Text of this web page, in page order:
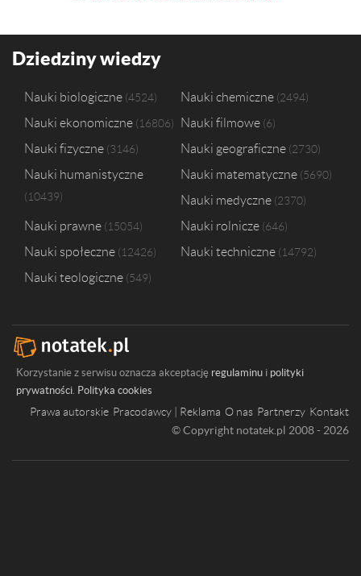
Dziedziny wiedzy
Nauki biologiczne 4524 Nauki chemiczne 2494
Nauki ekonomiczne 16806 Nauki filmowe 6
Nauki fizyczne 3146 Nauki geograficzne 2730
Nauki humanistyczne
10439
Nauki matematyczne 5690
Nauki medyczne 2370
Nauki prawne 15054 Nauki rolnicze 646
Nauki społeczne 12426 Nauki techniczne 14792
Nauki teologiczne 549
Korzystanie z serwisu oznacza akceptację regulaminu i polityki
prywatności. Polityka cookies
Prawa autorskie Pracodawcy | Reklama O nas Partnerzy Kontakt
© Copyright notatek.pl 2008 - 2026